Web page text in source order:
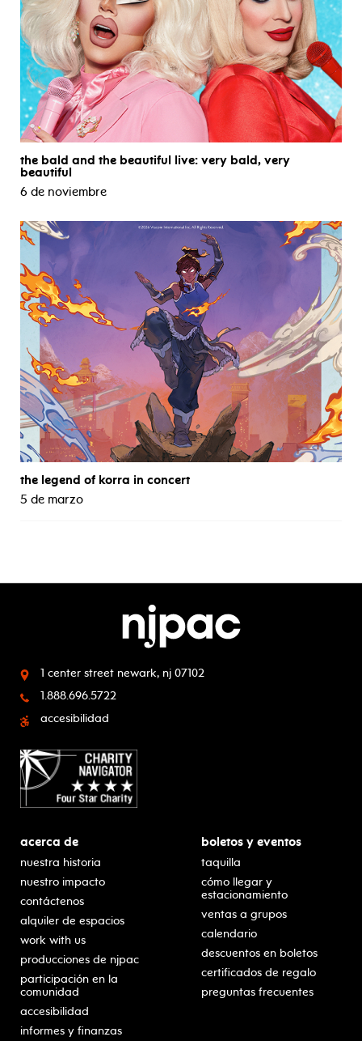
the bald and the beautiful live: very bald, very
beautiful
6 de noviembre
the legend of korra in concert
5 de marzo
1 center street newark, nj 07102
1.888.696.5722
accesibilidad
acerca de
nuestra historia
nuestro impacto
contáctenos
alquiler de espacios
work with us
producciones de njpac
participación en la
comunidad
accesibilidad
informes y finanzas
boletos y eventos
taquilla
cómo llegar y
estacionamiento
ventas a grupos
calendario
descuentos en boletos
certificados de regalo
preguntas frecuentes